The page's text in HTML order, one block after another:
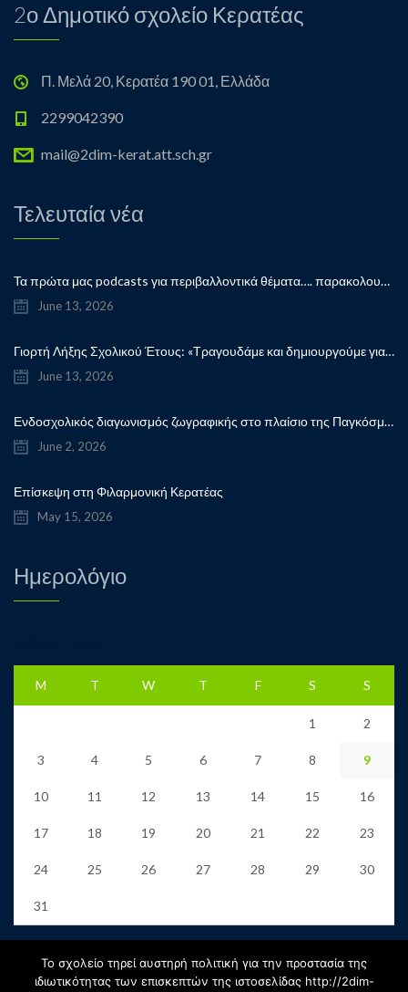
2ο Δημοτικό σχολείο Κερατέας
Π. Μελά 20, Κερατέα 190 01, Ελλάδα
2299042390
mail@2dim-kerat.att.sch.gr
Τελευταία νέα
Τα πρώτα μας podcasts για περιβαλλοντικά θέματα…. παρακολουθήστε μας…
June 13, 2026
Γιορτή Λήξης Σχολικού Έτους: «Τραγουδάμε και δημιουργούμε για την ειρήνη!”
June 13, 2026
Ενδοσχολικός διαγωνισμός ζωγραφικής στο πλαίσιο της Παγκόσμιας Ημέρας Παιδικού Βιβλίου
June 2, 2026
Επίσκεψη στη Φιλαρμονική Κερατέας
May 15, 2026
Ημερολόγιο
M T W T F S S
1 2
3 4 5 6 7 8 9
10 11 12 13 14 15 16
17 18 19 20 21 22 23
24 25 26 27 28 29 30
31
« JunΤο σχολείο τηρεί αυστηρή πολιτική για την προστασία της
ιδιωτικότητας των επισκεπτών της ιστοσελίδας http://2dim-